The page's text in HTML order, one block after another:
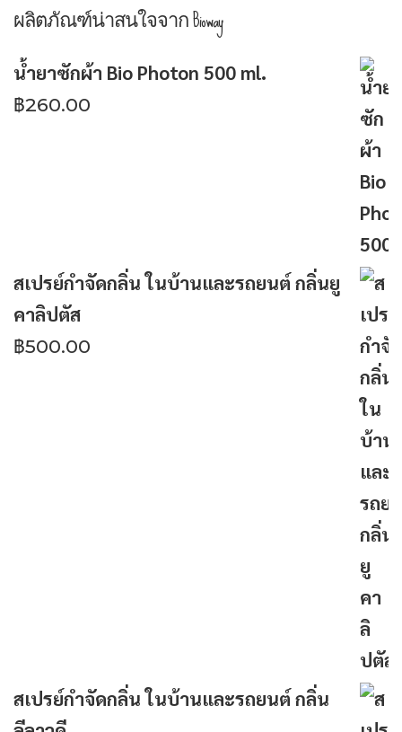
ผลิตภัณฑ์น่าสนใจจาก Bioway
น้ำยาซักผ้า Bio Photon 500 ml.
฿260.00
สเปรย์กำจัดกลิ่น ในบ้านและรถยนต์ กลิ่นยู
คาลิปตัส
฿500.00
สเปรย์กำจัดกลิ่น ในบ้านและรถยนต์ กลิ่น